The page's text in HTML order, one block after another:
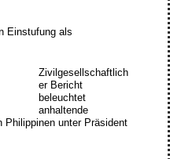
Einstufung als
Zivilgesellschaftlich
er Bericht
beleuchtet
anhaltende
Philippinen unter Präsident